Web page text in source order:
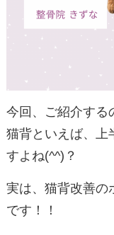
今回、ご紹介する
猫背といえば、上
すよね(^^)？
実は、猫背改善の
です！！